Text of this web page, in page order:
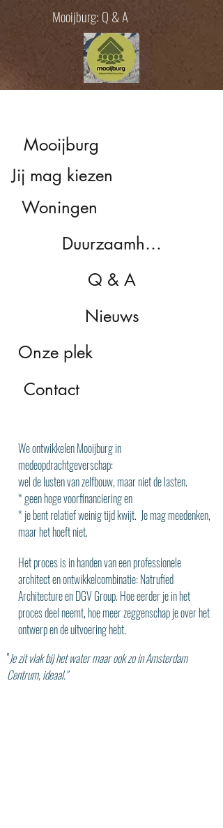
Mooijburg: Q & A
Mooijburg
Jij mag kiezen
Woningen
Duurzaamheid
Q & A
Nieuws
Onze plek
Contact
We ontwikkelen Mooijburg in
medeopdrachtgeverschap:
wel de lusten van zelfbouw, maar niet de lasten.
* geen hoge voorfinanciering en
* je bent relatief weinig tijd kwijt. Je mag meedenken,
maar het hoeft niet.
Het proces is in handen van een professionele
architect en ontwikkelcombinatie: Natrufied
Architecture en DGV Group. Hoe eerder je in het
proces deel neemt, hoe meer zeggenschap je over het
ontwerp en de uitvoering hebt.
"Je zit vlak bij het water maar ook zo in Amsterdam
Centrum, ideaal."